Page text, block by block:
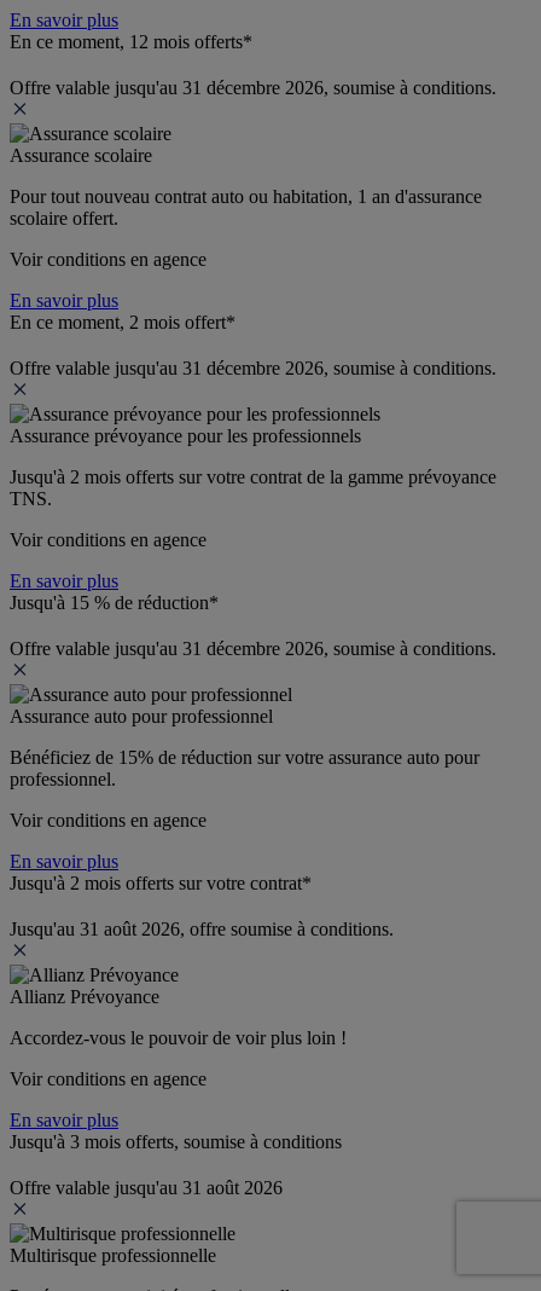
En savoir plus
En ce moment, 12 mois offerts*
Offre valable jusqu'au 31 décembre 2026, soumise à conditions.
Assurance scolaire
Pour tout nouveau contrat auto ou habitation, 1 an d'assurance
scolaire offert.
Voir conditions en agence
En savoir plus
En ce moment, 2 mois offert*
Offre valable jusqu'au 31 décembre 2026, soumise à conditions.
Assurance prévoyance pour les professionnels
Jusqu'à 2 mois offerts sur votre contrat de la gamme prévoyance
TNS.
Voir conditions en agence
En savoir plus
Jusqu'à 15 % de réduction*
Offre valable jusqu'au 31 décembre 2026, soumise à conditions.
Assurance auto pour professionnel
Bénéficiez de 15% de réduction sur votre assurance auto pour
professionnel.
Voir conditions en agence
En savoir plus
Jusqu'à 2 mois offerts sur votre contrat*
Jusqu'au 31 août 2026, offre soumise à conditions.
Allianz Prévoyance
Accordez-vous le pouvoir de voir plus loin !
Voir conditions en agence
En savoir plus
Jusqu'à 3 mois offerts, soumise à conditions
Offre valable jusqu'au 31 août 2026
Multirisque professionnelle